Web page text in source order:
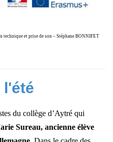
technique et prise de son – Stéphane BONNIFET
l'été
du collège d’Aytré qui
Sureau, ancienne élève